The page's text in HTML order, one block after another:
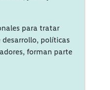
para tratar
políticas
forman parte